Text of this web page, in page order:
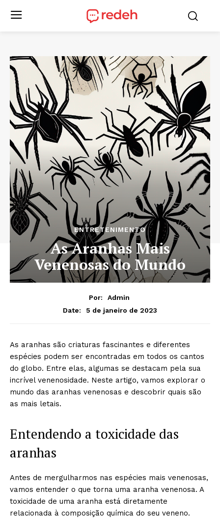
ENTRETENIMENTO
As Aranhas Mais
Venenosas do Mundo
Por:
Admin
Date:
5 de janeiro de 2023
As aranhas são criaturas fascinantes e diferentes
espécies podem ser encontradas em todos os cantos
do globo. Entre elas, algumas se destacam pela sua
incrível venenosidade. Neste artigo, vamos explorar o
mundo das aranhas venenosas e descobrir quais são
as mais letais.
Entendendo a toxicidade das
aranhas
Antes de mergulharmos nas espécies mais venenosas,
vamos entender o que torna uma aranha venenosa. A
toxicidade de uma aranha está diretamente
relacionada à composição química do seu veneno.